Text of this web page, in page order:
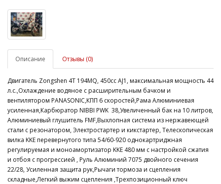
Описание Отзывы (0)
Двигатель Zongshen 4Т 194MQ, 450сс AJ1, максимальная мощность 44
л.с.,Охлаждение водяное c расширительным бачком и
вентилятором PANASONIC,КПП 6 скоростей,Рама Алюминиевая
усиленная,Карбюратор NIBBI PWK 38,Увеличенный бак на 10 литров,
Алюминиевый глушитель FMF,Выхлопная система из нержавеющей
стали с резонатором, Электростартер и кикстартер, Телескопическая
вилка KKE перевернутого типа 54/60-920 однокартриджная
регулируемая и моноамортизатор KKE 480 мм с настройкой сжатия
и отбоя с прогрессией , Руль Алюминий 7075 двойного сечения
22/28, Усиленная защита рук,Рычаги тормоза и сцепления
складные,Легкий выжим сцепления ,Трехпозиционный ключ